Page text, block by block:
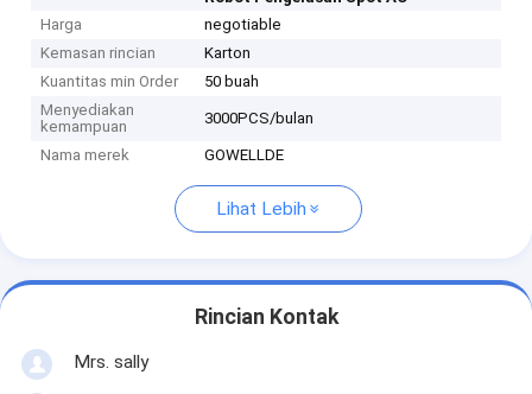
Harga
negotiable
Kemasan rincian
Karton
Kuantitas min Order
50 buah
Menyediakan
kemampuan
3000PCS/bulan
Nama merek GOWELLDE
Lihat Lebih
Rincian Kontak
Mrs. sally